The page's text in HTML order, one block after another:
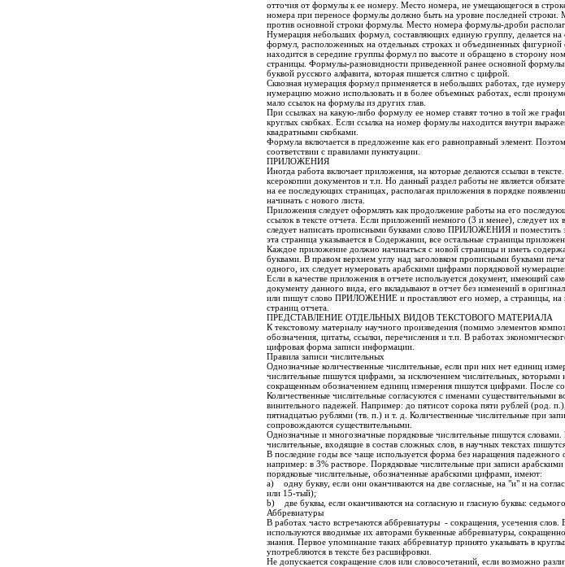
отточия от формулы к ее номеру. Место номера, не умещающегося в
номера при переносе формулы должно быть на уровне последней
против основной строки формулы. Место номера формулы-дроби
Нумерация небольших формул, составляющих единую группу, делается
формул, расположенных на отдельных строках и объединенных фигурной
находится в середине группы формул по высоте и обращено в сторону
страницы. Формулы-разновидности приведенной ранее основной
буквой русского алфавита, которая пишется слитно с цифрой.
Сквозная нумерация формул применяется в небольших работах, где
нумерацию можно использовать и в более объемных работах, если
мало ссылок на формулы из других глав.
При ссылках на какую-либо формулу ее номер ставят точно в той же
круглых скобках. Если ссылка на номер формулы находится внутри
квадратными скобками.
Формула включается в предложение как его равноправный элемент.
соответствии с правилами пунктуации.
ПРИЛОЖЕНИЯ
Иногда работа включает приложения, на которые делаются ссылки в
ксерокопии документов и т.п. Но данный раздел работы не является
на ее последующих страницах, располагая приложения в порядке
начинать с нового листа.
Приложения следует оформлять как продолжение работы на его
ссылок в тексте отчета. Если приложений немного (3 и менее), следует
следует написать прописными буквами слово ПРИЛОЖЕНИЯ и поместить
эта страница указывается в Содержании, все остальные страницы
Каждое приложение должно начинаться с новой страницы и иметь
буквами. В правом верхнем углу над заголовком прописными буквами
одного, их следует нумеровать арабскими цифрами порядковой
Если в качестве приложения в отчете используется документ, имеющий
документу данного вида, его вкладывают в отчет без изменений в
или пишут слово ПРИЛОЖЕНИЕ и проставляют его номер, а страницы,
страниц отчета.
ПРЕДСТАВЛЕНИЕ ОТДЕЛЬНЫХ ВИДОВ ТЕКСТОВОГО МАТЕРИАЛА
К текстовому материалу научного произведения (помимо элементов
обозначения, цитаты, ссылки, перечисления и т.п. В работах
цифровая форма записи информации.
Правила записи числительных
Однозначные количественные числительные, если при них нет единиц
числительные пишутся цифрами, за исключением числительных, которыми
сокращенным обозначением единиц измерения пишутся цифрами. После
Количественные числительные согласуются с именами
винительного падежей. Например: до пятисот сорока пяти рублей (род.
пятнадцатью рублями (тв. п.) и т. д. Количественные числительные при
сопровождаются существительными.
Однозначные и многозначные порядковые числительные пишутся
числительные, входящие в состав сложных слов, в научных текстах
В последние годы все чаще используется форма без наращения падежного
например: в 3% растворе. Порядковые числительные при записи
порядковые числительные, обозначенные арабскими цифрами, имеют:
a) одну букву, если они оканчиваются на две согласные, на "и" и на
или 15-тый);
b) две буквы, если оканчиваются на согласную и гласную буквы:
Аббревиатуры
В работах часто встречаются аббревиатуры - сокращения, усечения
используются вводимые их авторами буквенные аббревиатуры,
знания. Первое упоминание таких аббревиатур принято указывать в
употребляются в тексте без расшифровки.
Не допускается сокращение слов или словосочетаний, если возможно